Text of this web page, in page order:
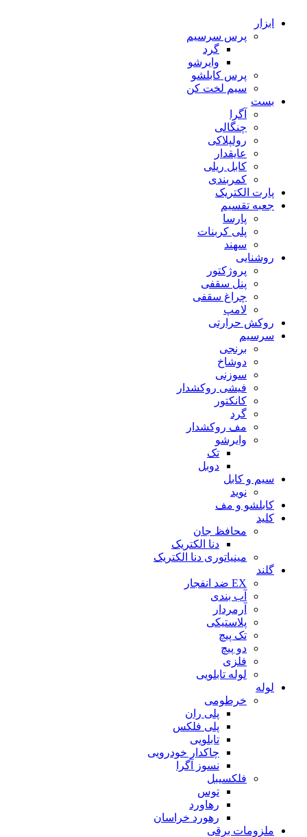
ابزار
پرس سرسیم
گرد
وایرشو
پرس کابلشو
سیم لخت کن
بست
آگرا
چنگالی
رولپلاکی
عایقدار
کابل ریلی
کمربندی
پارت الکتریک
جعبه تقسیم
پارسا
پلی کربنات
سهند
روشنایی
پروژکتور
پنل سقفی
چراغ سقفی
لامپ
روکش حرارتی
سرسیم
برنجی
دوشاخ
سوزنی
فیشی روکشدار
کانکتور
گرد
مف روکشدار
وایرشو
تک
دوبل
سیم و کابل
نوید
کابلشو و مف
کلید
محافظ جان
دنا الکتریک
مینیاتوری دنا الکتریک
گلند
EX ضد انفجار
آب بندی
آرمردار
پلاستیکی
تک پیچ
دو پیچ
فلزی
لوله تابلویی
لوله
خرطومی
پلی ران
پلی فلکس
تابلویی
چاکدار خودرویی
نسوز آگرا
فلکسیبل
توس
رهاورد
رهورد خراسان
ملزومات برقی